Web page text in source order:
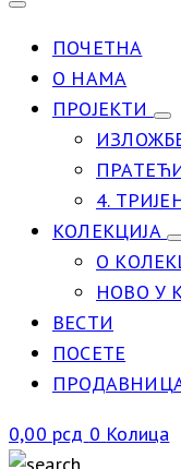
ПОЧЕТНА
О НАМА
ПРОЈЕКТИ
4.
КОЛЕКЦИЈА
О
НОВО У
ВЕСТИ
ПОСЕТЕ
0,00 рсд 0 Колица